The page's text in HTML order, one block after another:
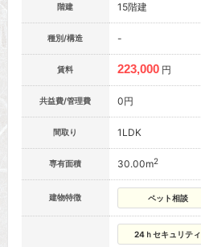
階建 15階建
種別/構造 -
賃料 223,000 円
共益費/管理費 0円
間取り 1LDK
専有面積 30.00m2
建物特徴 ペット相談
24ｈセキュリティ